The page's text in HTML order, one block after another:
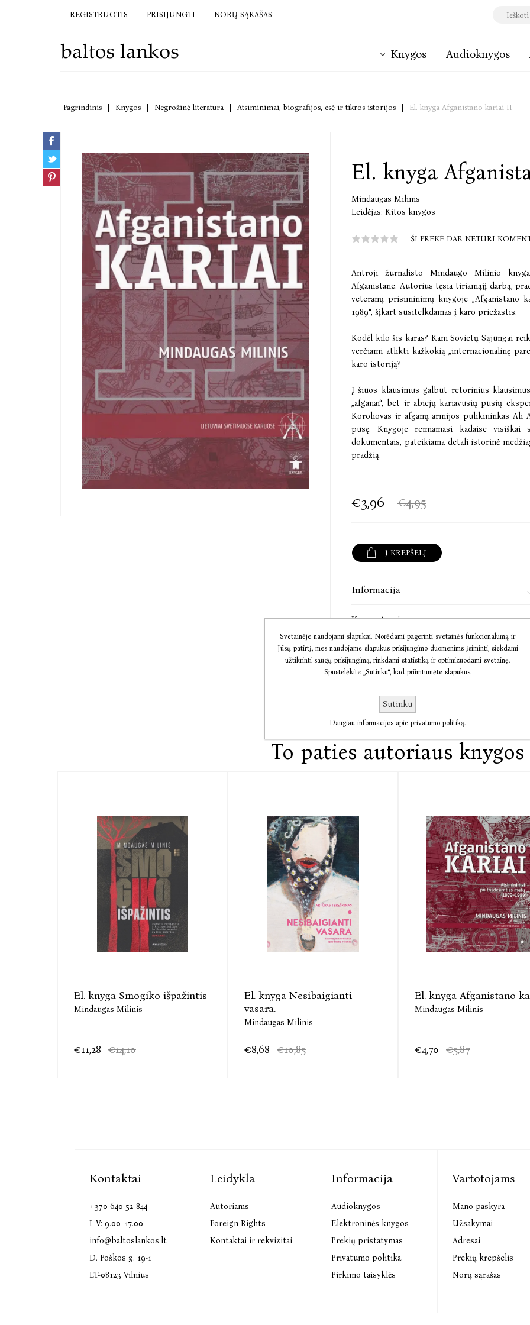
REGISTRUOTIS PRISIJUNGTI NORŲ SĄRAŠAS
Knygos Audioknygos
Pagrindinis Knygos Negrožinė literatūra Atsiminimai, biografijos, esė ir tikros istorijos El. knyga Afganistano kariai II
El. knyga
Mindaugas Milinis
Leidėjas: Kitos knygos
ŠI PREKĖ DAR NETURI
Antroji žurnalisto Mindaugo Milinio
Afganistane. Autorius tęsia tiriamąjį darbą,
veteranų prisiminimų knygoje „Afganistano
1989“, šįkart susitelkdamas į karo priežastis.
Kodėl kilo šis karas? Kam Sovietų Sąjungai
verčiami atlikti kažkokią „internacionalinę
karo istoriją?
Į šiuos klausimus galbūt retorinius
„afganai“, bet ir abiejų kariavusių pusių
Koroliovas ir afganų armijos pulikininkas Ali
pusę. Knygoje remiamasi kadaise visiškai
dokumentais, pateikiama detali istorinė
pradžią.
€3,96 €4,95
Į KREPŠELĮ
Informacija
Komentarai
Susisiekite
To paties autoriaus knygos
El. knyga Smogiko išpažintis
Mindaugas Milinis
€11,28 €14,10
El. knyga Nesibaigianti
vasara.
Mindaugas Milinis
€8,68 €10,85
El. knyga Afganistano
Mindaugas Milinis
€4,70 €5,87
Kontaktai
+370 640 52 844
I–V: 9.00–17.00
info@baltoslankos.lt
D. Poškos g. 19-1
LT-08123 Vilnius
Leidykla
Autoriams
Foreign Rights
Kontaktai ir rekvizitai
Informacija
Audioknygos
Elektroninės knygos
Prekių pristatymas
Privatumo politika
Pirkimo taisyklės
Vartotojams
Mano paskyra
Užsakymai
Adresai
Prekių krepšelis
Norų sąrašas
Svetainėje naudojami slapukai. Norėdami pagerinti svetainės funkcionalumą ir
Jūsų patirtį, mes naudojame slapukus prisijungimo duomenims įsiminti, siekdami
užtikrinti saugų prisijungimą, rinkdami statistiką ir optimizuodami svetainę.
Spustelėkite „Sutinku“, kad priimtumėte slapukus.
Sutinku
Daugiau informacijos apie privatumo politiką.